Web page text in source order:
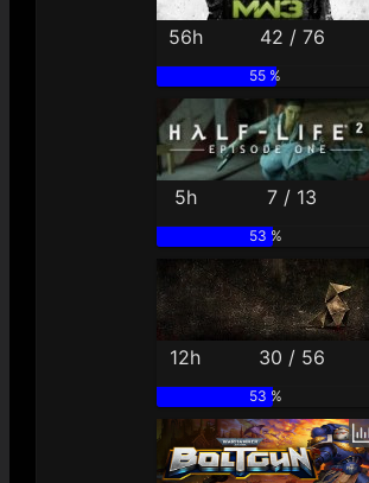
56h 42 / 76
55 %
5h 7 / 13
53 %
12h 30 / 56
53 %